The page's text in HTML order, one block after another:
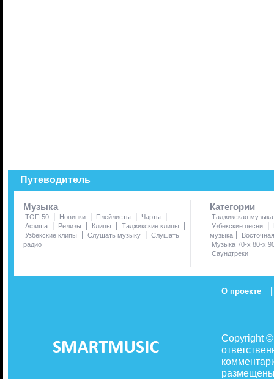
Путеводитель
Музыка
ТОП 50 | Новинки | Плейлисты | Чарты |
Афиша | Релизы | Клипы | Таджикские клипы |
Узбекские клипы | Слушать музыку | Слушать
радио
Категории
Таджикская музыка
Узбекские песни
|
музыка |
Музыка 70-х 80-х
Саундтреки
О проекте |
Copyright
размещены